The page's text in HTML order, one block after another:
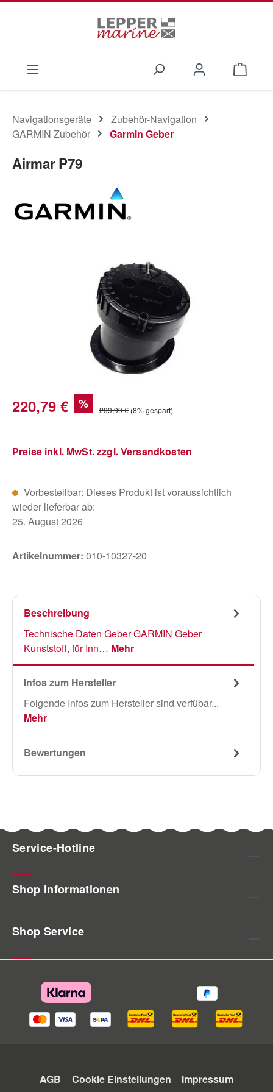
Navigationsgeräte
Zubehör-Navigation
GARMIN Zubehör
Garmin Geber
Airmar P79
Verkaufspreis:
220,79 € % Regulärer Preis:
239,99 € (8% gespart)
Preise inkl. MwSt. zzgl. Versandkosten
Vorbestellbar: Dieses Produkt ist voraussichtlich
wieder lieferbar ab:
25. August 2026
Artikelnummer: 010-10327-20
Beschreibung
Technische Daten Geber GARMIN Geber
Kunststoff, für Inn… Mehr
Infos zum Hersteller
Folgende Infos zum Hersteller sind verfübar...
Mehr
Bewertungen
Service-Hotline
Shop Informationen
Shop Service
AGB Cookie Einstellungen Impressum